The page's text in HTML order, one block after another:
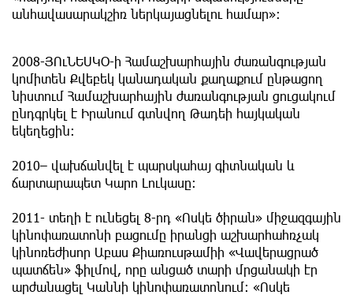
անհավասարակշիռ ներկայացնելու համար»:
2008-ՅՈւՆԵՍԿՕ-ի Համաշխարհային ժառանգության
կոմիտեն Քվեբեկ կանադական քաղաքում ընթացող
նիստում Համաշխարհային ժառանգության ցուցակում
ընդգրկել է Իրանում գտնվող Թադեի հայկական
եկեղեցին:
2010– վախճանվել է պարսկահայ գիտնական և
ճարտարապետ Կարո Լուկասը:
2011- տեղի է ունեցել 8-րդ «Ոսկե ծիրան» միջազգային
կինոփառատոնի բացումը իրանցի աշխարհահռչակ
կինոռեժիսոր Աբաս Քիառուսթամիի «Վավերացրած
պատճեն» ֆիլմով, որը անցած տարի մրցանակի էր
արժանացել Կաննի կինոփառատոնում: «Ոսկե